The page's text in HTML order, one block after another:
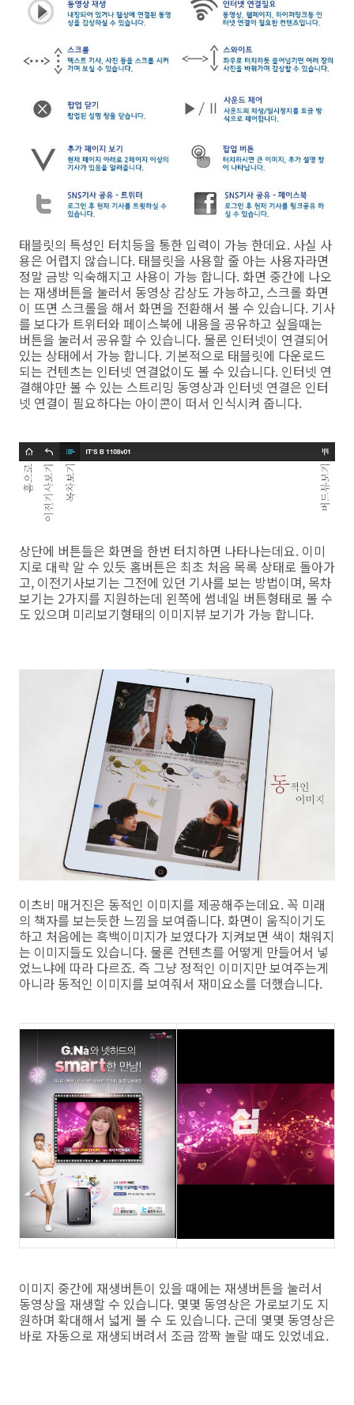
태블릿의 특성인 터치등을 통한 입력이 가능 한데요. 사실 사
용은 어렵지 않습니다. 태블릿을 사용할 줄 아는 사용자라면
정말 금방 익숙해지고 사용이 가능 합니다. 화면 중간에 나오
는 재생버튼을 눌러서 동영상 감상도 가능하고, 스크롤 화면
이 뜨면 스크롤을 해서 화면을 전환해서 볼 수 있습니다. 기사
를 보다가 트위터와 페이스북에 내용을 공유하고 싶을때는
버튼을 눌러서 공유할 수 있습니다. 물론 인터넷이 연결되어
있는 상태에서 가능 합니다. 기본적으로 태블릿에 다운로드
되는 컨텐츠는 인터넷 연결없이도 볼 수 있습니다. 인터넷 연
결해야만 볼 수 있는 스트리밍 동영상과 인터넷 연결은 인터
넷 연결이 필요하다는 아이콘이 떠서 인식시켜 줍니다.
상단에 버튼들은 화면을 한번 터치하면 나타나는데요. 이미
지로 대략 알 수 있듯 홈버튼은 최초 처음 목록 상태로 돌아가
고, 이전기사보기는 그전에 있던 기사를 보는 방법이며, 목차
보기는 2가지를 지원하는데 왼쪽에 썸네일 버튼형태로 볼 수
도 있으며 미리보기형태의 이미지뷰 보기가 가능 합니다.
이츠비 매거진은 동적인 이미지를 제공해주는데요. 꼭 미래
의 책자를 보는듯한 느낌을 보여줍니다. 화면이 움직이기도
하고 처음에는 흑백이미지가 보였다가 지켜보면 색이 채워지
는 이미지들도 있습니다. 물론 컨텐츠를 어떻게 만들어서 넣
었느냐에 따라 다르죠. 즉 그냥 정적인 이미지만 보여주는게
아니라 동적인 이미지를 보여줘서 재미요소를 더했습니다.
이미지 중간에 재생버튼이 있을 때에는 재생버튼을 눌러서
동영상을 재생할 수 있습니다. 몇몇 동영상은 가로보기도 지
원하며 확대해서 넓게 볼 수 도 있습니다. 근데 몇몇 동영상은
바로 자동으로 재생되버려서 조금 깜짝 놀랄 때도 있었네요.